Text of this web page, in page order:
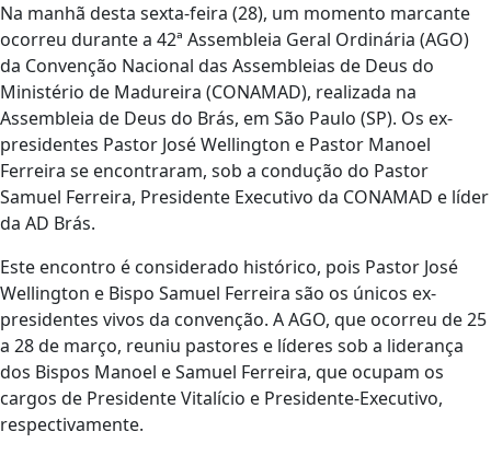
Na manhã desta sexta-feira (28), um momento marcante
ocorreu durante a 42ª Assembleia Geral Ordinária (AGO)
da Convenção Nacional das Assembleias de Deus do
Ministério de Madureira (CONAMAD), realizada na
Assembleia de Deus do Brás, em São Paulo (SP). Os ex-
presidentes Pastor José Wellington e Pastor Manoel
Ferreira se encontraram, sob a condução do Pastor
Samuel Ferreira, Presidente Executivo da CONAMAD e líder
da AD Brás.
Este encontro é considerado histórico, pois Pastor José
Wellington e Bispo Samuel Ferreira são os únicos ex-
presidentes vivos da convenção. A AGO, que ocorreu de 25
a 28 de março, reuniu pastores e líderes sob a liderança
dos Bispos Manoel e Samuel Ferreira, que ocupam os
cargos de Presidente Vitalício e Presidente-Executivo,
respectivamente.